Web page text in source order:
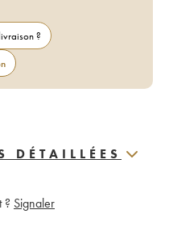
?
DÉTAILLÉES
? Signaler